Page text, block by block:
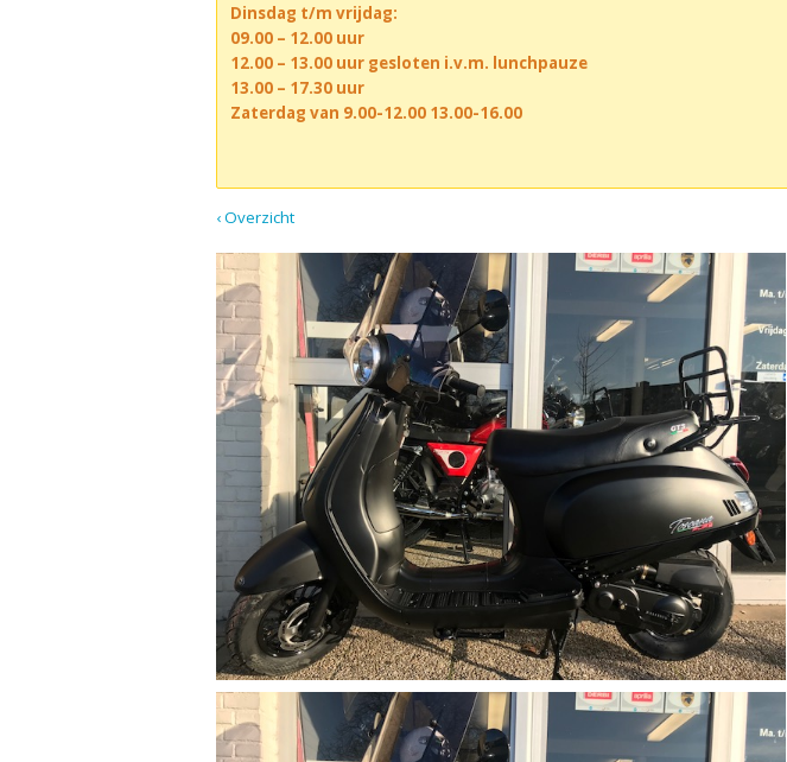
Dinsdag t/m vrijdag:
09.00 – 12.00 uur
12.00 – 13.00 uur gesloten i.v.m. lunchpauze
13.00 – 17.30 uur
Zaterdag van 9.00-12.00 13.00-16.00
‹ Overzicht